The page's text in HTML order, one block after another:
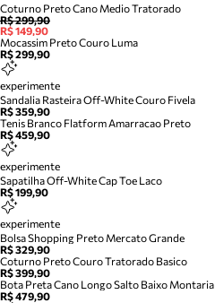
Coturno Preto Cano Medio Tratorado
R$ 299,90
R$ 149,90
Mocassim Preto Couro Luma
R$ 299,90
experimente
Sandalia Rasteira Off-White Couro Fivela
R$ 359,90
Tenis Branco Flatform Amarracao Preto
R$ 459,90
experimente
Sapatilha Off-White Cap Toe Laco
R$ 199,90
experimente
Bolsa Shopping Preto Mercato Grande
R$ 329,90
Coturno Preto Couro Tratorado Basico
R$ 399,90
Bota Preta Cano Longo Salto Baixo Montaria
R$ 479,90